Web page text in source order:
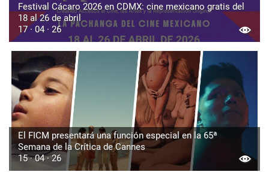
Festival Cácaro 2026 en CDMX: cine mexicano gratis del
18 al 26 de abril
17 · 04 · 26
El FICM presentará una función especial en la 65ª
Semana de la Crítica de Cannes
15 · 04 · 26